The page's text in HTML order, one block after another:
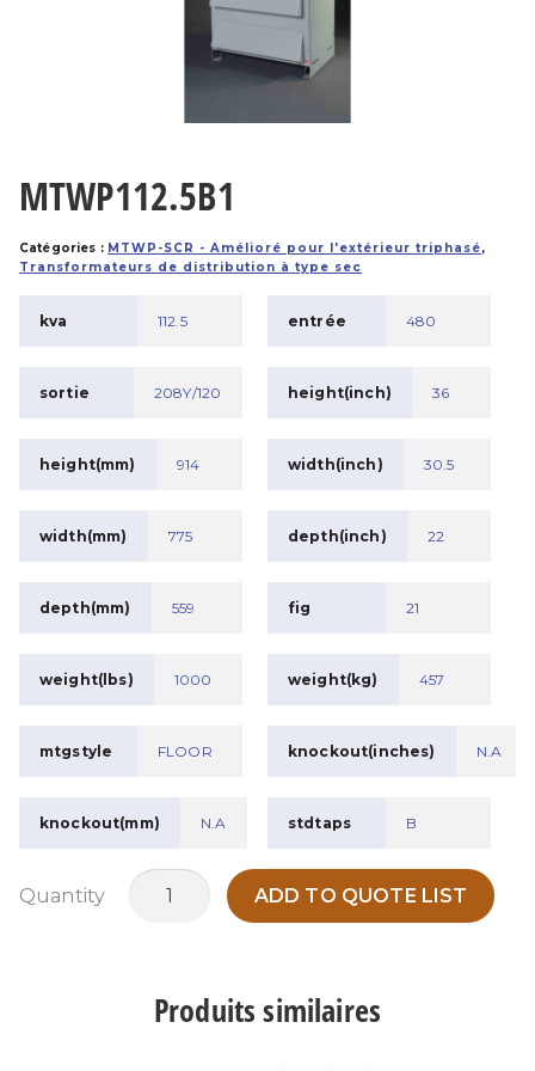
MTWP112.5B1
Catégories : MTWP-SCR - Amélioré pour l'extérieur triphasé,
Transformateurs de distribution à type sec
kva 112.5 entrée 480
sortie 208Y/120 height(inch) 36
height(mm) 914 width(inch) 30.5
width(mm) 775 depth(inch) 22
depth(mm) 559 fig 21
weight(lbs) 1000 weight(kg) 457
mtgstyle FLOOR knockout(inches) N.A
knockout(mm) N.A stdtaps B
Quantity
quantité
ADD TO QUOTE LIST
Produits similaires